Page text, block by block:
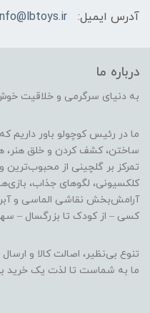
آدرس ایمیل:
درباره ما
به دنیای سرگرمی و خلاقیت
ما در رئیس کوچولو باور
ساختن، کشف کردن و خلق هنر،
تمرکز بر گلچینی از
کلکسیونی، لگوهای جذاب،
آرامش‌بخش نقاشی الماسی و
کسی – از کودک تا بزرگسال –
تنوع بی‌نظیر، اصالت کالا و
ما به شماست تا لذت یک خرید